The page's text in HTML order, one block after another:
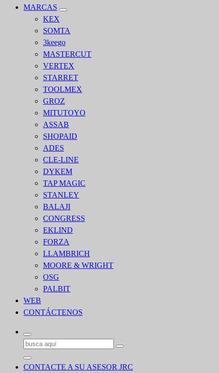
MARCAS
KEX
SOMTA
3keego
MASTERCUT
VERTEX
STARRET
TOOLMEX
GROZ
MITUTOYO
ASSAB
SHOPAID
ADES
CLE-LINE
DYKEM
TAP MAGIC
STANLEY
BALAJI
CONGRESS
EKLIND
FORZA
LLAMBRICH
MOORE & WRIGHT
OSG
PALBIT
WEB
CONTÁCTENOS
Buscar:
CONTACTE A SU ASESOR JRC